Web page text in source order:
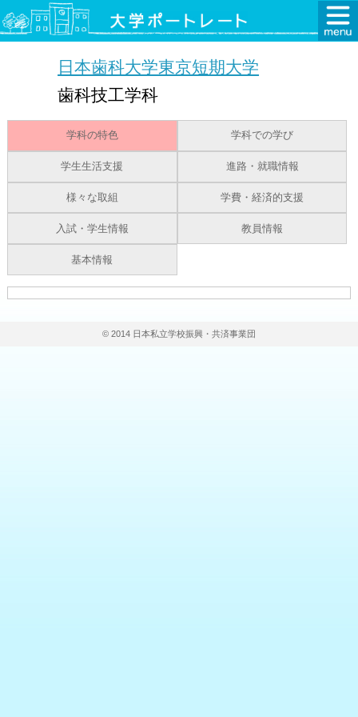
日本歯科大学東京短期大学
歯科技工学科
学科の特色 学科での学び
学生生活支援 進路・就職情報
様々な取組 学費・経済的支援
入試・学生情報 教員情報
基本情報
© 2014 日本私立学校振興・共済事業団